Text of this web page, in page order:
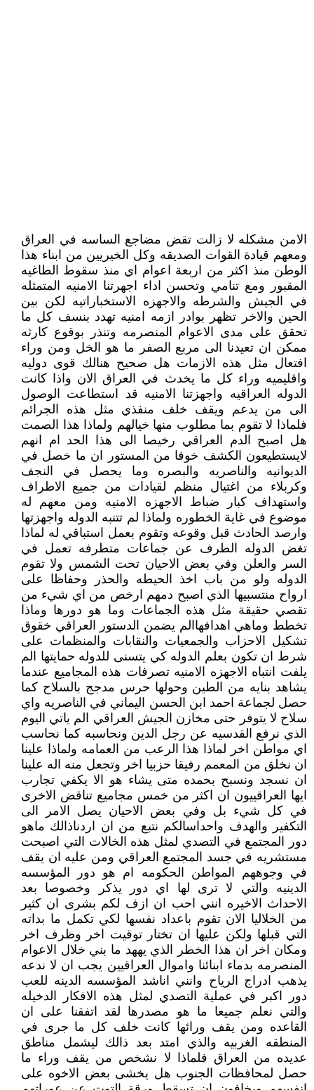
الامن مشكله لا زالت تقض مضاجع الساسه في العراق
ومعهم قيادة القوات الصديقه وكل الخيريين من ابناء هذا
الوطن منذ اكثر من اربعة اعوام اي منذ سقوط الطاغيه
المقبور ومع تنامي وتحسن اداء اجهرتنا الامنيه المتمثله
في الجيش والشرطه والاجهزه الاستخباراتيه لكن بين
الحين والاخر تظهر بوادر ازمه امنيه تهدد بنسف كل ما
تحقق على مدى الاعوام المنصرمه وتنذر بوقوع كارثه
ممكن ان تعيدنا الى مربع الصفر ما هو الخل ومن وراء
افتعال مثل هذه الازمات هل صحيح هنالك قوى دوليه
واقليميه وراء كل ما يخدث في العراق الان واذا كانت
الدوله العراقيه واجهزتنا الامنيه قد استطاعت الوصول
الى من يدعم ويقف خلف منفذي مثل هذه الجرائم
فلماذا لا تقوم بما مطلوب منها خيالهم ولماذا هذا الصمت
هل اصبح الدم العراقي رخيصا الى هذا الحد ام انهم
لايستطيعون الكشف خوفا من المستور ان ما خصل في
الديوانيه والناصريه والبصره وما يحصل في النجف
وكربلاء من اغتيال منظم لقيادات من جميع الاطراف
واستهداف كبار ضباط الاجهزه الامنيه ومن معهم له
موضوع في غاية الخطوره ولماذا لم تتنبه الدوله واجهزتها
وارصد الحادث قبل وقوعه وتقوم بعمل استباقي له لماذا
تغض الدوله الطرف عن جماعات متطرفه تعمل في
السر والعلن وفي بعض الاحيان تحت الشمس ولا تقوم
الدوله ولو من باب اخذ الحيطه والحذر وحفاظا على
ارواح منتسبيها الذي اصبح دمهم ارخص من اي شيء من
تقصي حقيقة مثل هذه الجماعات وما هو دورها وماذا
تخطط وماهي اهدافهاالم يضمن الدستور العراقي خقوق
تشكيل الاحزاب والجمعيات والنقابات والمنظمات على
شرط ان تكون بعلم الدوله كي يتسنى للدوله حمايتها الم
يلفت انتباه الاجهزه الامنيه تصرفات هذه المجاميع عندما
يشاهد بنايه من الطين وحولها حرس مدجج بالسلاح كما
حصل لجماعة احمد ابن الحسن اليماني في الناصريه واي
سلاح لا يتوفر حتى مخازن الجيش العراقي الم ياتي اليوم
الذي نرفع القدسيه عن رجل الدين ونحاسبه كما نحاسب
اي مواطن اخر لماذا هذا الرعب من العمامه ولماذا علينا
ان نخلق من المعمم رفيقا حزبيا اخر وتجعل منه اله علينا
ان نسجد ونسبح بحمده متى يشاء هو الا يكفي تجارب
ايها العراقييون ان اكثر من خمس مجاميع تناقض الاخرى
في كل شيء بل وفي بعض الاحيان يصل الامر الى
التكفير والهدف واحداسالكم نتبع من ان اردناذالك ماهو
دور المجتمع في التصدي لمثل هذه الخالات التي اصبحت
مستشريه في جسد المجتمع العراقي ومن عليه ان يقف
في وجوههم المواطن الحكومه ام هو دور المؤسسه
الدينيه والتي لا ترى لها اي دور يذكر وخصوصا بعد
الاحداث الاخيره انني احب ان ازف لكم بشرى ان كثير
من الخلاليا الان تقوم باعداد نفسها لكي تكمل ما بداته
التي قبلها ولكن عليها ان تختار توقيت اخر وظرف اخر
ومكان اخر ان هذا الخطر الذي يههد ما بني خلال الاعوام
المنصرمه بدماء ابنائنا واموال العراقيين يجب ان لا ندعه
يذهب ادراج الرياح وانني اناشد المؤسسه الدينه للعب
دور اكبر في عملية التصدي لمثل هذه الافكار الدخيله
والتي نعلم جميعا ما هو مصدرها لقد اتفقنا على ان
القاعده ومن يقف ورائها كانت خلف كل ما جرى في
المنطقه الغربيه والذي امتد بعد ذالك ليشمل مناطق
عديده من العراق فلماذا لا نشخص من يقف وراء ما
حصل لمحافظات الجنوب هل يخشى بعض الاخوه على